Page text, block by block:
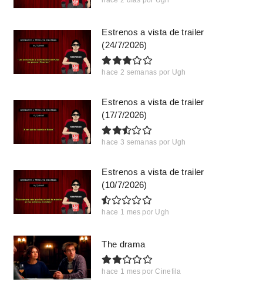
Estrenos a vista de trailer
(24/7/2026)
hace 2 semanas por Ugh
Estrenos a vista de trailer
(17/7/2026)
hace 3 semanas por Ugh
Estrenos a vista de trailer
(10/7/2026)
hace 1 mes por Ugh
The drama
hace 1 mes por Cinefila